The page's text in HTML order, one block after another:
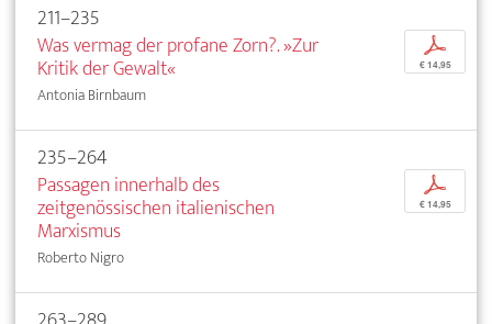
211–235
Was vermag der profane Zorn?. »Zur
Kritik der Gewalt«
Antonia Birnbaum
p
€ 14,95
235–264
Passagen innerhalb des
zeitgenössischen italienischen
Marxismus
Roberto Nigro
p
€ 14,95